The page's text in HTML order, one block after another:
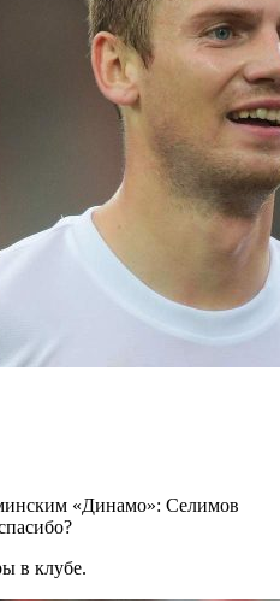
«Динамо»: Селимов
в клубе.